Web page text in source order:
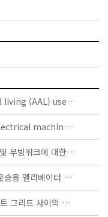
IEC TS 63134:2020 - Active assisted living (AAL) use cases
IEC 60034-5:2020 RLV - Rotating electrical machines - Part 5: Degrees of protection provided by the integral design of rotating electrical machines (IP code) - Classification
KS B ISO/TS 25740-1 - 에스컬레이터 및 무빙워크에 대한 안전요건 — 제1부: 세계공통 필수 안전요건(GESRs)
KS B ISO/TS 8100-21 - 승객 및 화물 운송용 엘리베이터 —제21부: 세계공통 필수안전요건(GESRs)을 충족하는 세계공통 안전 파라미터(GSPs)
KS C IEC TS 62872 - 산업 시설과 스마트 그리드 사이의 산업 공정 측정, 제어 및 자동화 시스템 인터페이스